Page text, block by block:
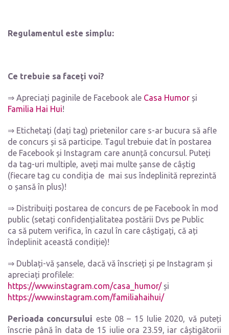
Regulamentul este simplu:
Ce trebuie sa faceți voi?
⇒ Apreciați paginile de Facebook ale Casa Humor și
Familia Hai Hui!
⇒ Etichetați (dați tag) prietenilor care s-ar bucura să afle
de concurs și să participe. Tagul trebuie dat în postarea
de Facebook și Instagram care anunță concursul. Puteți
da tag-uri multiple, aveți mai multe șanse de câștig
(fiecare tag cu condiția de mai sus îndeplinită reprezintă
o șansă în plus)!
⇒ Distribuiți postarea de concurs de pe Facebook în mod
public (setați confidențialitatea postării Dvs pe Public
ca să putem verifica, în cazul în care câștigați, că ați
îndeplinit această condiție)!
⇒ Dublați-vă șansele, dacă vă înscrieți și pe Instagram și
apreciați profilele:
https://www.instagram.com/casa_humor/și
https://www.instagram.com/familiahaihui/
Perioada concursului este 08 – 15 Iulie 2020, vă puteți
înscrie până în data de 15 iulie ora 23.59, iar câștigătorii